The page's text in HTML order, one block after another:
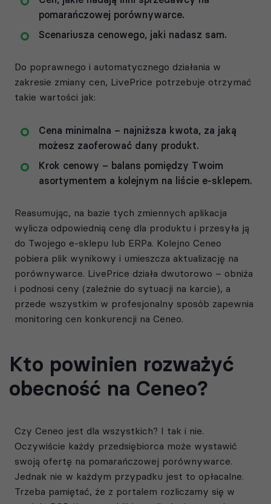
pomarańczowej porównywarce.
Scenariusza cenowego, jaki nadasz sam.
Do poprawnego i automatycznego działania w
zakresie zmiany cen, LivePrice potrzebuje otrzymać
takie wartości jak:
Cena minimalna – najniższa kwota, za jaką
możesz zaoferować dany produkt.
Krok cenowy – balans pomiędzy Twoim
asortymentem a kolejnym na liście e-sklepem.
Reasumując, na bazie tych zmiennych aplikacja
wylicza odpowiednią cenę dla produktu i przesyła ją
do Twojego e-sklepu lub ERPa. Kolejno Ceneo
pobiera plik wynikowy i umieszcza aktualizację na
porównywarce. LivePrice działa dwutorowo – obniża
i podnosi ceny (zależnie do sytuacji na karcie), a
przede wszystkim w profesjonalny sposób zapewnia
monitoring cen konkurencji na Ceneo.
Kto powinien rozważyć
obecność na Ceneo?
Czy Ceneo jest dla wszystkich? I tak i nie.
Oczywiście każdy przedsiębiorca może wystawić
swoją ofertę na pomarańczowej porównywarce.
Jednak nie w każdym przypadku jest to opłacalne.
Trzeba pamiętać, że z portalem rozliczamy się w